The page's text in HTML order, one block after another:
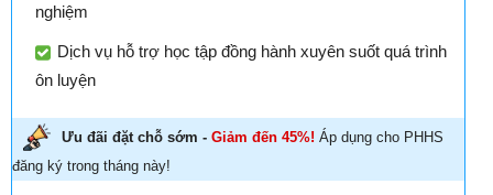
nghiệm
Dịch vụ hỗ trợ học tập đồng hành xuyên suốt quá trình
ôn luyện
Ưu đãi đặt chỗ sớm - Giảm đến 45%! Áp dụng cho PHHS
đăng ký trong tháng này!